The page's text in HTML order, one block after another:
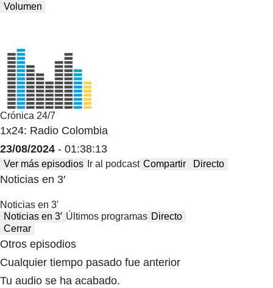
Volumen
Crónica 24/7
1x24: Radio Colombia
23/08/2024 - 01:38:13
Ver más episodios Ir al podcast Compartir Directo
Noticias en 3′
Noticias en 3′
Noticias en 3′ Últimos programas Directo
Cerrar
Otros episodios
Cualquier tiempo pasado fue anterior
Tu audio se ha acabado.